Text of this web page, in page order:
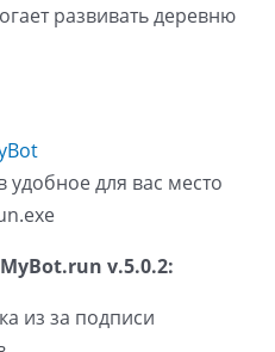
развивать деревню
удобное для вас место
v.5.0.2:
из за подписи